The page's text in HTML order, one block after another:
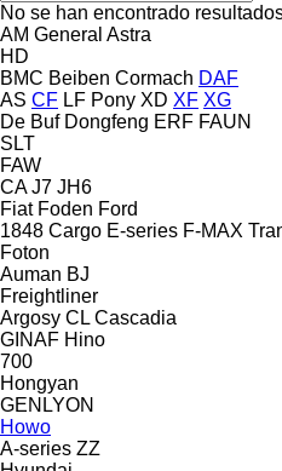
No se han encontrado
AM General Astra
HD
BMC Beiben Cormach DAF
AS CF LF Pony XD XF XG
De Buf Dongfeng ERF FAUN
SLT
FAW
CA J7 JH6
Fiat Foden Ford
1848 Cargo E-series F-MAX
Foton
Auman BJ
Freightliner
Argosy CL Cascadia
GINAF Hino
700
Hongyan
GENLYON
Howo
A-series ZZ